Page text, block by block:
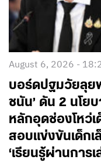
August 6, 2026 -
บอร์ดปฐมวัยลุย
ชนัน’ ดัน 2 นโย
หลักอุดช่องโหว่
สอบแข่งขันเด็กเ
‘เรียนรู้ผ่านการ